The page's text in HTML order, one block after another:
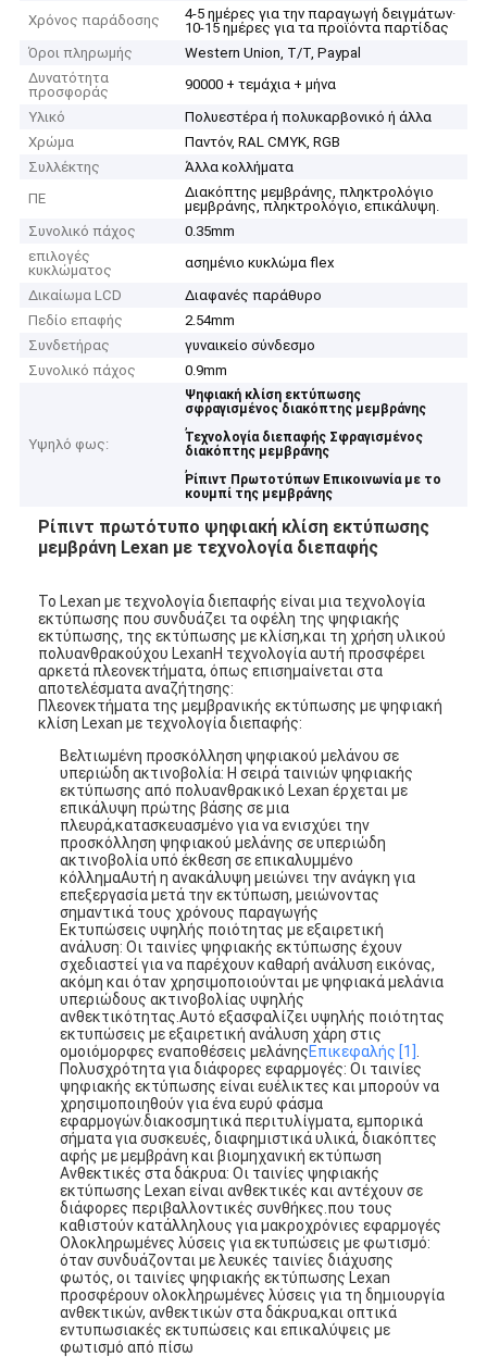
Χρόνος παράδοσης
4-5 ημέρες για την παραγωγή δειγμάτων·
10-15 ημέρες για τα προϊόντα παρτίδας
Όροι πληρωμής
Western Union, T/T, Paypal
Δυνατότητα
προσφοράς
90000 + τεμάχια + μήνα
Υλικό
Πολυεστέρα ή πολυκαρβονικό ή άλλα
Χρώμα
Παντόν, RAL CMYK, RGB
Συλλέκτης
Άλλα κολλήματα
ΠΕ
Διακόπτης μεμβράνης, πληκτρολόγιο
μεμβράνης, πληκτρολόγιο, επικάλυψη.
Συνολικό πάχος
0.35mm
επιλογές
κυκλώματος
ασημένιο κυκλώμα flex
Δικαίωμα LCD
Διαφανές παράθυρο
Πεδίο επαφής
2.54mm
Συνδετήρας
γυναικείο σύνδεσμο
Συνολικό πάχος
0.9mm
Υψηλό φως:
Ψηφιακή κλίση εκτύπωσης
σφραγισμένος διακόπτης μεμβράνης
,
Τεχνολογία διεπαφής Σφραγισμένος
διακόπτης μεμβράνης
,
Ρίπιντ Πρωτοτύπων Επικοινωνία με το
κουμπί της μεμβράνης
Ρίπιντ πρωτότυπο ψηφιακή κλίση εκτύπωσης
μεμβράνη Lexan με τεχνολογία διεπαφής
Το Lexan με τεχνολογία διεπαφής είναι μια τεχνολογία
εκτύπωσης που συνδυάζει τα οφέλη της ψηφιακής
εκτύπωσης, της εκτύπωσης με κλίση,και τη χρήση υλικού
πολυανθρακούχου LexanΗ τεχνολογία αυτή προσφέρει
αρκετά πλεονεκτήματα, όπως επισημαίνεται στα
αποτελέσματα αναζήτησης:
Πλεονεκτήματα της μεμβρανικής εκτύπωσης με ψηφιακή
κλίση Lexan με τεχνολογία διεπαφής:
Βελτιωμένη προσκόλληση ψηφιακού μελάνου σε
υπεριώδη ακτινοβολία: Η σειρά ταινιών ψηφιακής
εκτύπωσης από πολυανθρακικό Lexan έρχεται με
επικάλυψη πρώτης βάσης σε μια
πλευρά,κατασκευασμένο για να ενισχύει την
προσκόλληση ψηφιακού μελάνης σε υπεριώδη
ακτινοβολία υπό έκθεση σε επικαλυμμένο
κόλλημαΑυτή η ανακάλυψη μειώνει την ανάγκη για
επεξεργασία μετά την εκτύπωση, μειώνοντας
σημαντικά τους χρόνους παραγωγής
Εκτυπώσεις υψηλής ποιότητας με εξαιρετική
ανάλυση: Οι ταινίες ψηφιακής εκτύπωσης έχουν
σχεδιαστεί για να παρέχουν καθαρή ανάλυση εικόνας,
ακόμη και όταν χρησιμοποιούνται με ψηφιακά μελάνια
υπεριώδους ακτινοβολίας υψηλής
ανθεκτικότητας.Αυτό εξασφαλίζει υψηλής ποιότητας
εκτυπώσεις με εξαιρετική ανάλυση χάρη στις
ομοιόμορφες εναποθέσεις μελάνηςΕπικεφαλής [1]
Πολυσχρότητα για διάφορες εφαρμογές: Οι ταινίες
ψηφιακής εκτύπωσης είναι ευέλικτες και μπορούν να
χρησιμοποιηθούν για ένα ευρύ φάσμα
εφαρμογών.διακοσμητικά περιτυλίγματα, εμπορικά
σήματα για συσκευές, διαφημιστικά υλικά, διακόπτες
αφής με μεμβράνη και βιομηχανική εκτύπωση
Ανθεκτικές στα δάκρυα: Οι ταινίες ψηφιακής
εκτύπωσης Lexan είναι ανθεκτικές και αντέχουν σε
διάφορες περιβαλλοντικές συνθήκες.που τους
καθιστούν κατάλληλους για μακροχρόνιες εφαρμογές
Ολοκληρωμένες λύσεις για εκτυπώσεις με φωτισμό:
όταν συνδυάζονται με λευκές ταινίες διάχυσης
φωτός, οι ταινίες ψηφιακής εκτύπωσης Lexan
προσφέρουν ολοκληρωμένες λύσεις για τη δημιουργία
ανθεκτικών, ανθεκτικών στα δάκρυα,και οπτικά
εντυπωσιακές εκτυπώσεις και επικαλύψεις με
φωτισμό από πίσω